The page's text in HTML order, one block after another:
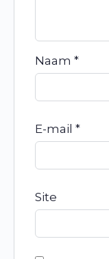
Naam *
E-mail *
Site